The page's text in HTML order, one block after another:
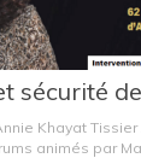
Khayat
animés par